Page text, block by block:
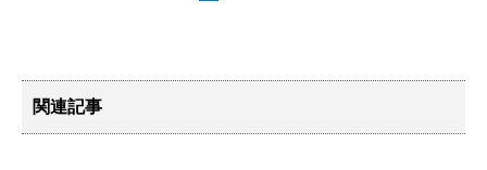
関連記事